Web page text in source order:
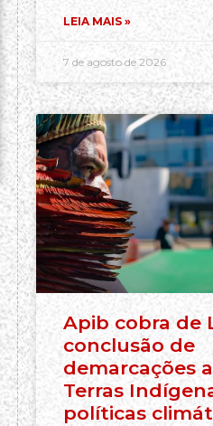
LEIA MAIS »
7 de agosto de 2026
Apib cobra de
conclusão de
demarcações
Terras
políticas